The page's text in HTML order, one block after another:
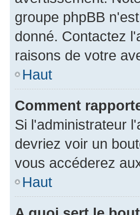
groupe phpBB
donné. Contactez
raisons de votre
Haut
Comment
Si l'administrateur
devriez voir un
vous accéderez
Haut